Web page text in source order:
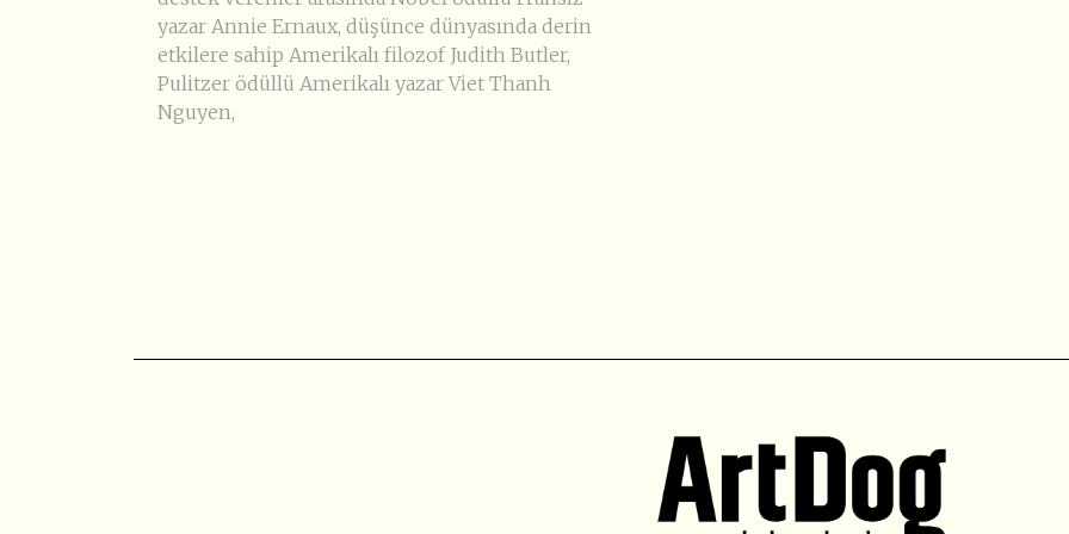
yazar Annie Ernaux, düşünce dünyasında derin
etkilere sahip Amerikalı filozof Judith Butler,
Pulitzer ödüllü Amerikalı yazar Viet Thanh
Nguyen,